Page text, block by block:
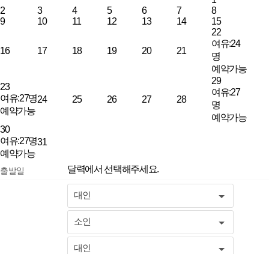
2
3 4 5 6 7
8
9
10 11 12 13 14 15
16 17 18 19 20 21
22
여유:24
명
예약가능
23
여유:27명
예약가능
24 25 26 27 28
29
여유:27
명
예약가능
30
여유:27명
예약가능
31
출발일 달력에서 선택해주세요.
대인
소인
대인